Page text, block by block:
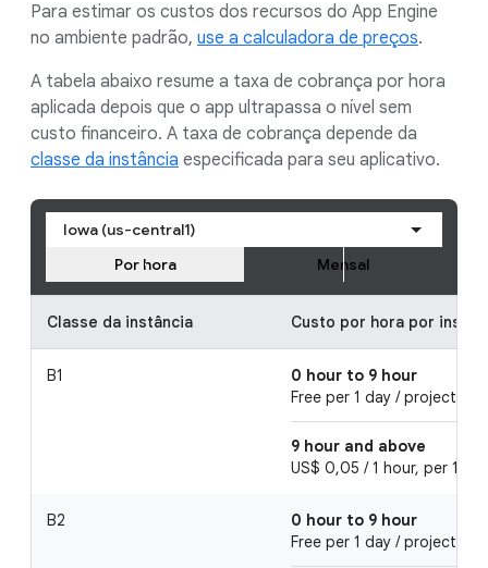
Para estimar os custos dos recursos do App Engine
no ambiente padrão, use a calculadora de preços.
A tabela abaixo resume a taxa de cobrança por hora
aplicada depois que o app ultrapassa o nível sem
custo financeiro. A taxa de cobrança depende da
classe da instância especificada para seu aplicativo.
Iowa (us-central1)
Por hora
Mensal
Classe da instância Custo por hora por
B1
0 hour to 9 hour
Free per 1 day / project
9 hour and above
US$ 0,05 / 1 hour, per 1
B2
0 hour to 9 hour
Free per 1 day / project